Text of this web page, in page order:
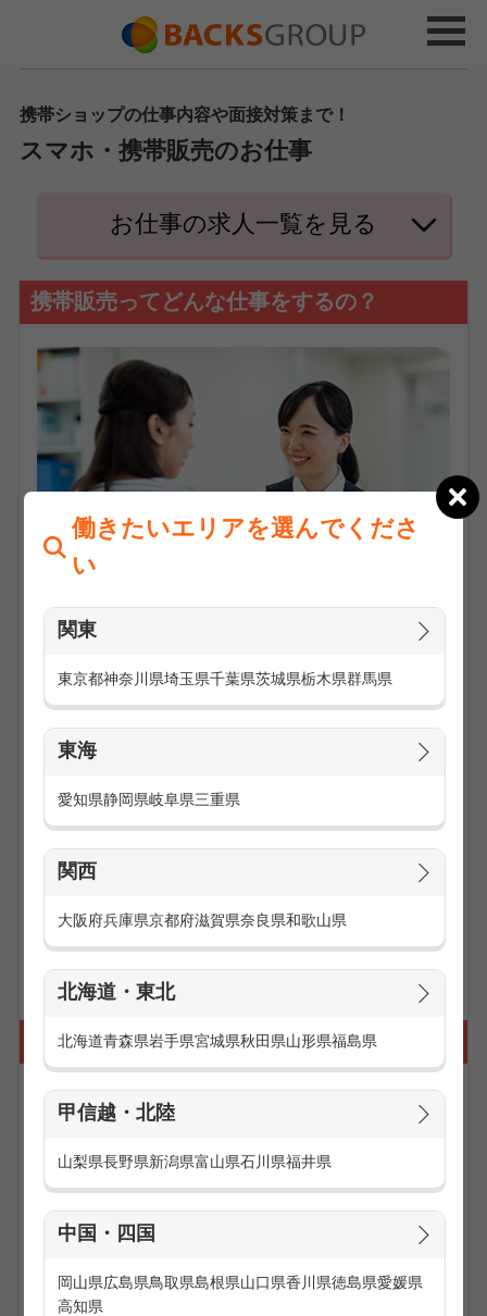
働きたいエリアを選んでくださ
い
関東
東京都神奈川県埼玉県千葉県茨城県栃木県群馬県
東海
愛知県静岡県岐阜県三重県
関西
大阪府兵庫県京都府滋賀県奈良県和歌山県
北海道・東北
北海道青森県岩手県宮城県秋田県山形県福島県
甲信越・北陸
山梨県長野県新潟県富山県石川県福井県
中国・四国
岡山県広島県鳥取県島根県山口県香川県徳島県愛媛県
高知県
携帯ショップの仕事内容や面接対策まで！
スマホ・携帯販売のお仕事
お仕事の求人一覧を見る
携帯販売ってどんな仕事をするの？
ご来店されたお客様に対して、販売員として最新機種のご案
内や新規購入・機種変更の受付などを行うお仕事です。
料金プランや保険についてのご質問や新商品のご案内などお
客様のお問い合わせなどにも対応していただきます。
が運営する家電量販店や併売店と呼ばれる携帯ショップやメ
ーカーのキャリアショップなどです。
お店によっては店頭展示POPを作成したり、季節やイベント
に合わせてお店のレイアウトを変えたりするお仕事もありま
お仕事の求人一覧を見る
携帯販売の仕事に向いている人は？
■社交的で接客が好きな人
小学生からご年配の方まで誰もが持っている携帯電話やスマ
店します。1日の大半が接客業務なので様々な人と関わるこ
とが好きな社交的な人に向いています。
■携帯電話やスマートフォンが好きな人
い機能や操作方法を覚える必要があります。携帯電話やスマ
ートフォンが好きな人であれば、新機種の勉強についても楽